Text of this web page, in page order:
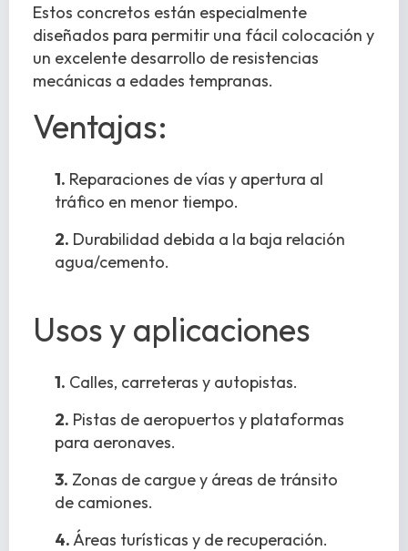
Estos concretos están especialmente
diseñados para permitir una fácil colocación y
un excelente desarrollo de resistencias
mecánicas a edades tempranas.
Ventajas:
1. Reparaciones de vías y apertura al
tráfico en menor tiempo.
2. Durabilidad debida a la baja relación
agua/cemento.
Usos y aplicaciones
1. Calles, carreteras y autopistas.
2. Pistas de aeropuertos y plataformas
para aeronaves.
3. Zonas de cargue y áreas de tránsito
de camiones.
4.Áreas turísticas y de recuperación.